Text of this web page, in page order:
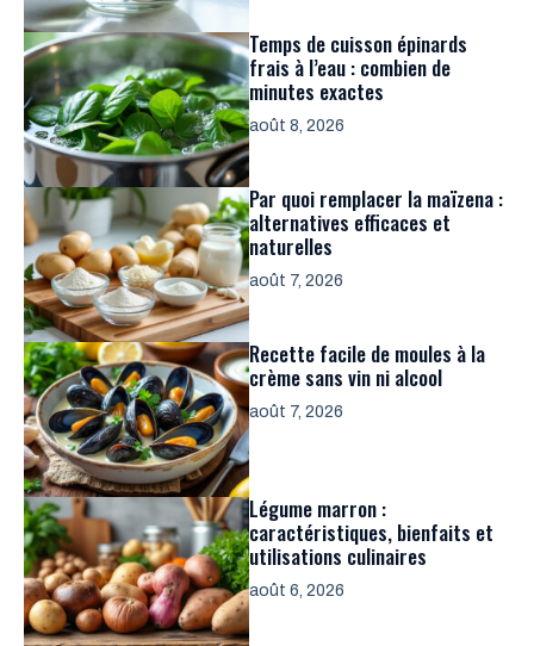
Temps de cuisson épinards
frais à l’eau : combien de
minutes exactes
août 8, 2026
Par quoi remplacer la maïzena :
alternatives efficaces et
naturelles
août 7, 2026
Recette facile de moules à la
crème sans vin ni alcool
août 7, 2026
Légume marron :
caractéristiques, bienfaits et
utilisations culinaires
août 6, 2026